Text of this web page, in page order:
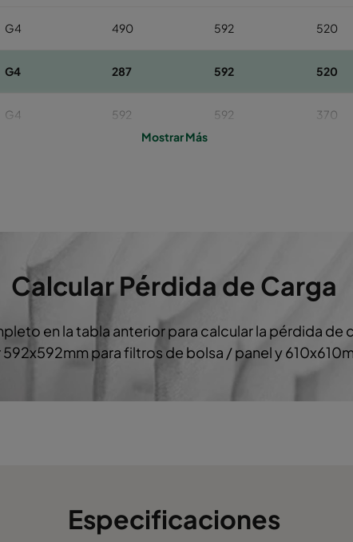
G4 490 592 520
G4 287 592 520
G4 592 592 370
Mostrar Más
Calcular Pérdida de Carga
en la tabla anterior para calcular la pérdida
para filtros de bolsa / panel y
Especificaciones